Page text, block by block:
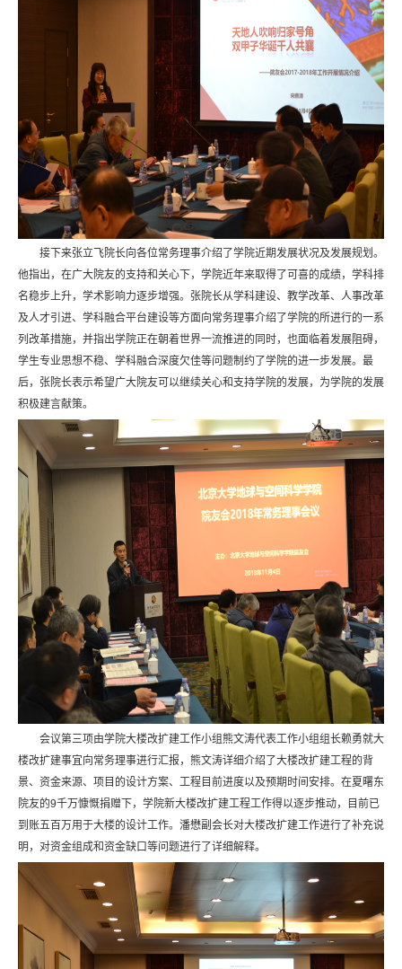
接下来张立飞院长向各位常务理事介绍了学院近期发展状况及发展规划。
他指出，在广大院友的支持和关心下，学院近年来取得了可喜的成绩，学科排
名稳步上升，学术影响力逐步增强。张院长从学科建设、教学改革、人事改革
及人才引进、学科融合平台建设等方面向常务理事介绍了学院的所进行的一系
列改革措施，并指出学院正在朝着世界一流推进的同时，也面临着发展阻碍，
学生专业思想不稳、学科融合深度欠佳等问题制约了学院的进一步发展。最
后，张院长表示希望广大院友可以继续关心和支持学院的发展，为学院的发展
积极建言献策。
会议第三项由学院大楼改扩建工作小组熊文涛代表工作小组组长赖勇就大
楼改扩建事宜向常务理事进行汇报，熊文涛详细介绍了大楼改扩建工程的背
景、资金来源、项目的设计方案、工程目前进度以及预期时间安排。在夏曙东
院友的9千万慷慨捐赠下，学院新大楼改扩建工程工作得以逐步推动，目前已
到账五百万用于大楼的设计工作。潘懋副会长对大楼改扩建工作进行了补充说
明，对资金组成和资金缺口等问题进行了详细解释。